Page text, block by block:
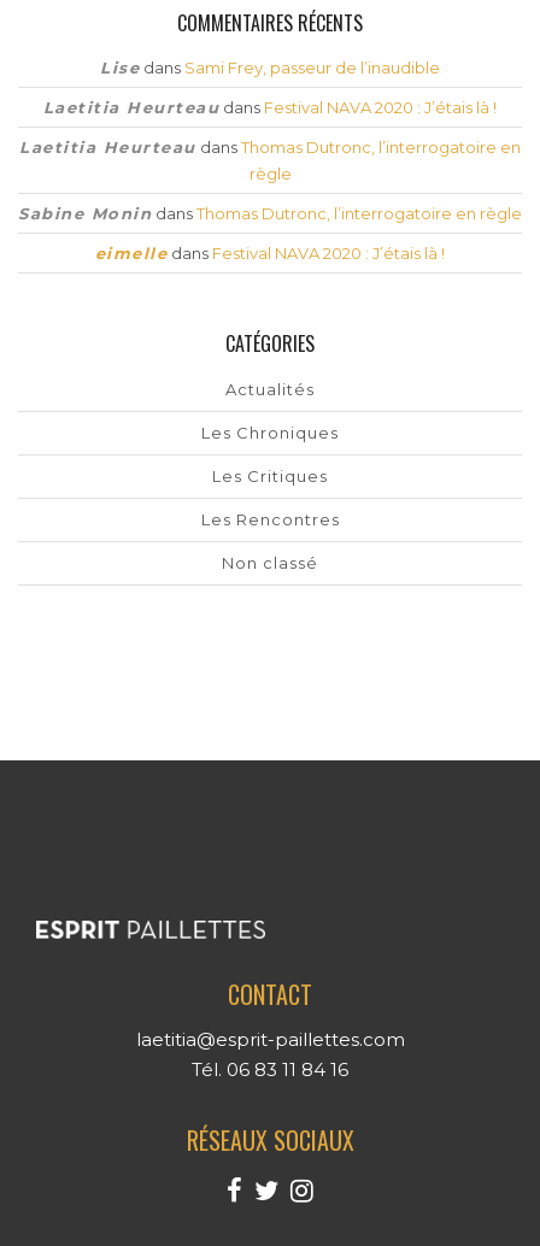
COMMENTAIRES RÉCENTS
Lise dans Sami Frey, passeur de l’inaudible
Laetitia Heurteau dans Festival NAVA 2020 : J’étais là !
Laetitia Heurteau dansThomas Dutronc, l’interrogatoire en
règle
Sabine Monin dansThomas Dutronc, l’interrogatoire en règle
eimelle dans Festival NAVA 2020 : J’étais là !
CATÉGORIES
Actualités
Les Chroniques
Les Critiques
Les Rencontres
Non classé
CONTACT
laetitia@esprit-paillettes.com
Tél. 06 83 11 84 16
RÉSEAUX SOCIAUX